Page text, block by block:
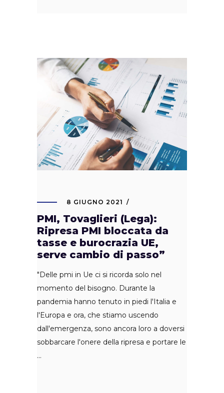
8 GIUGNO 2021
PMI, Tovaglieri (Lega):
Ripresa PMI bloccata da
tasse e burocrazia UE,
serve cambio di passo”
"Delle pmi in Ue ci si ricorda solo nel
momento del bisogno. Durante la
pandemia hanno tenuto in piedi l'Italia e
l'Europa e ora, che stiamo uscendo
dall'emergenza, sono ancora loro a doversi
sobbarcare l'onere della ripresa e portare le